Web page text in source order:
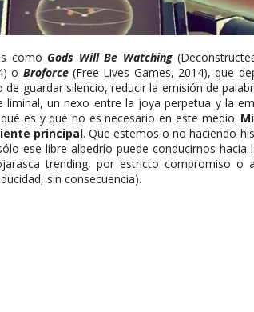
comoGods Will Be Watching
o Broforce(Free Lives Games, 2014), que
guardar silencio, reducir la emisión de
un nexo entre la joya perpetua y la
es y qué no es necesario en este medio.
principal. Que estemos o no haciendo
ese libre albedrío puede conducirnos
trending, por estricto compromiso
sin consecuencia).